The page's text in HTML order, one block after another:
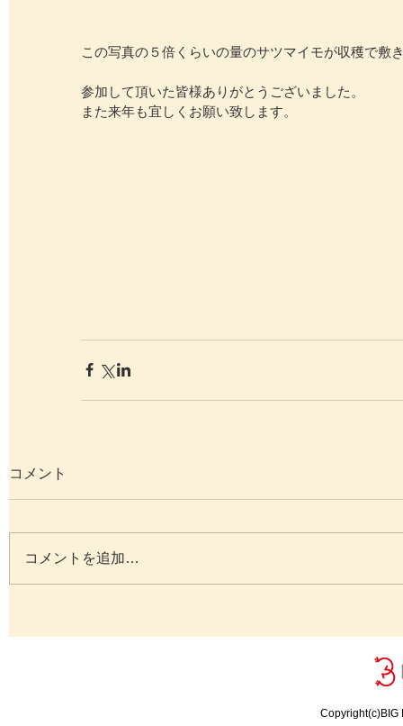
この写真の５倍くらいの量のサツマイモが収穫で敷
参加して頂いた皆様ありがとうございました。
また来年も宜しくお願い致します。
コメント
コメントを追加…
Copyright(c)BIG